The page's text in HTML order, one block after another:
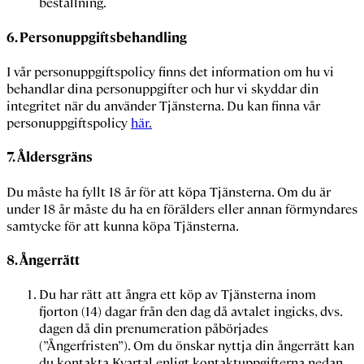
6.Personuppgiftsbehandling
I vår personuppgiftspolicy finns det information om hu vi
behandlar dina personuppgifter och hur vi skyddar din
integritet när du använder Tjänsterna. Du kan finna vår
personuppgiftspolicy här.
7.Åldersgräns
Du måste ha fyllt 18 år för att köpa Tjänsterna. Om du är
under 18 år måste du ha en förälders eller annan förmyndares
samtycke för att kunna köpa Tjänsterna.
8. Ångerrätt
Du har rätt att ångra ett köp av Tjänsterna inom
fjorton (14) dagar från den dag då avtalet ingicks, dvs.
dagen då din prenumeration påbörjades
(”Ångerfristen”). Om du önskar nyttja din ångerrätt kan